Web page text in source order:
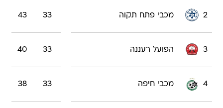
2 מכבי פתח תקוה 33
43
3 הפועל רעננה 33
40
4 מכבי חיפה 33
38